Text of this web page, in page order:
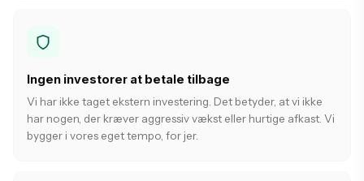
Ingen investorer at betale tilbage
Vi har ikke taget ekstern investering. Det betyder, at vi ikke
har nogen, der kræver aggressiv vækst eller hurtige afkast. Vi
bygger i vores eget tempo, for jer.